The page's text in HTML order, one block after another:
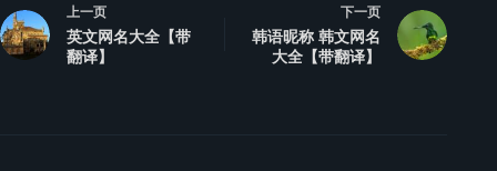
上一页
英文网名大全【带
翻译】
下一页
韩语昵称 韩文网名
大全【带翻译】